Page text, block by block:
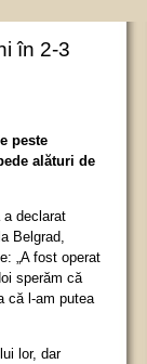
în 2-3
peste
alături de
a declarat
Belgrad,
„A fost operat
sperăm că
că l-am putea
lor, dar